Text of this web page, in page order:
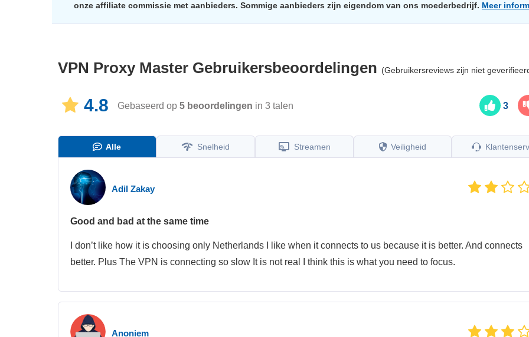
onze affiliate commissie met aanbieders. Sommige aanbieders zijn eigendom van ons moederbedrijf. Meer
VPN Proxy Master Gebruikersbeoordelingen (Gebruikersreviews zijn niet
4.8 Gebaseerd op 5 beoordelingen in 3 talen 3
Alle Snelheid Streamen Veiligheid
Adil Zakay
Good and bad at the same time
I don’t like how it is choosing only Netherlands I like when it connects to us because it is better. And connects
better. Plus The VPN is connecting so slow It is not real I think this is what you need to focus.
Anoniem